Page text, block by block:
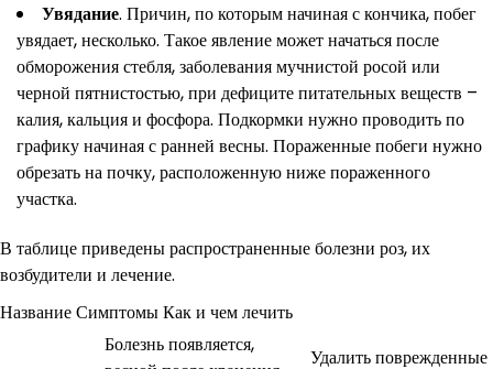
Увядание. Причин, по которым начиная с кончика, побег
увядает, несколько. Такое явление может начаться после
обморожения стебля, заболевания мучнистой росой или
черной пятнистостью, при дефиците питательных веществ –
калия, кальция и фосфора. Подкормки нужно проводить по
графику начиная с ранней весны. Пораженные побеги нужно
обрезать на почку, расположенную ниже пораженного
участка.
В таблице приведены распространенные болезни роз, их
возбудители и лечение.
Название Симптомы Как и чем лечить
Болезнь появляется,
Удалить поврежденные